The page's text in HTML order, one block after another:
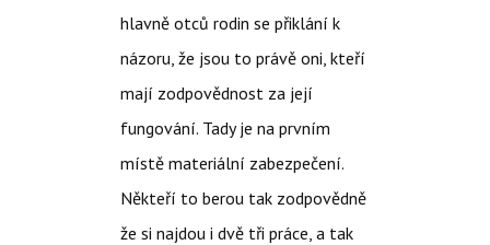
hlavně otců rodin se přiklání k
názoru, že jsou to právě oni, kteří
mají zodpovědnost za její
fungování. Tady je na prvním
místě materiální zabezpečení.
Někteří to berou tak zodpovědně
že si najdou i dvě tři práce, a tak